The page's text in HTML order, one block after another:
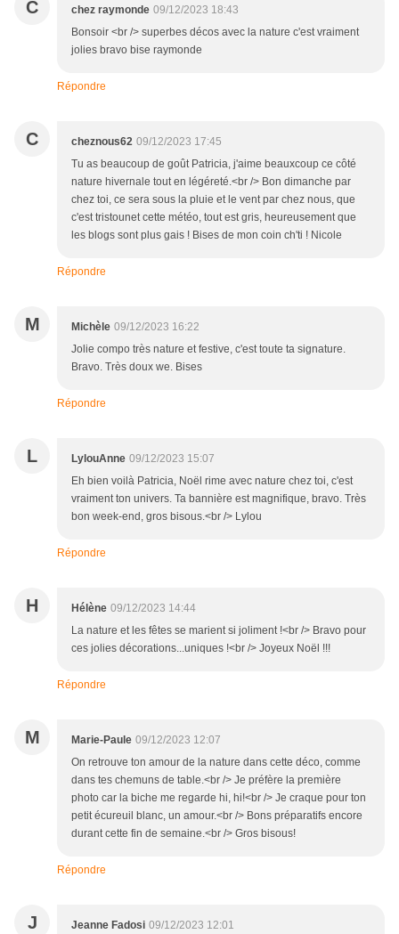
C chez raymonde 09/12/2023 18:43
Bonsoir <br /> superbes décos avec la nature c'est vraiment
jolies bravo bise raymonde
Répondre
C cheznous62 09/12/2023 17:45
Tu as beaucoup de goût Patricia, j'aime beauxcoup ce côté
nature hivernale tout en légéreté.<br /> Bon dimanche par
chez toi, ce sera sous la pluie et le vent par chez nous, que
c'est tristounet cette météo, tout est gris, heureusement que
les blogs sont plus gais ! Bises de mon coin ch'ti ! Nicole
Répondre
M Michèle 09/12/2023 16:22
Jolie compo très nature et festive, c'est toute ta signature.
Bravo. Très doux we. Bises
Répondre
L LylouAnne 09/12/2023 15:07
Eh bien voilà Patricia, Noël rime avec nature chez toi, c'est
vraiment ton univers. Ta bannière est magnifique, bravo. Très
bon week-end, gros bisous.<br /> Lylou
Répondre
H Hélène 09/12/2023 14:44
La nature et les fêtes se marient si joliment !<br /> Bravo pour
ces jolies décorations...uniques !<br /> Joyeux Noël !!!
Répondre
M Marie-Paule 09/12/2023 12:07
On retrouve ton amour de la nature dans cette déco, comme
dans tes chemuns de table.<br /> Je préfère la première
photo car la biche me regarde hi, hi!<br /> Je craque pour ton
petit écureuil blanc, un amour.<br /> Bons préparatifs encore
durant cette fin de semaine.<br /> Gros bisous!
Répondre
J Jeanne Fadosi 09/12/2023 12:01